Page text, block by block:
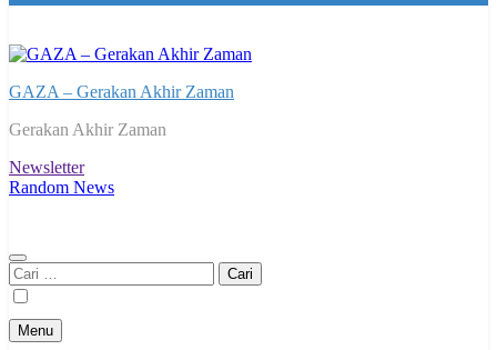
GAZA – Gerakan Akhir Zaman
Gerakan Akhir Zaman
Newsletter
Random News
Cari
untuk:
Menu